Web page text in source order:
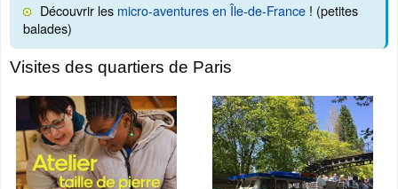
Découvrir les micro-aventures en Île-de-France ! (petites
balades)
Visites des quartiers de Paris